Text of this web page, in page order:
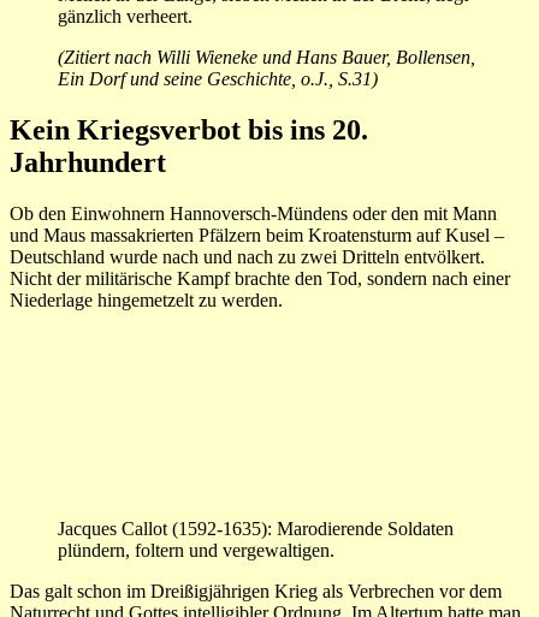
gänzlich verheert.
(Zitiert nach Willi Wieneke und Hans Bauer, Bollensen,
Ein Dorf und seine Geschichte, o.J., S.31)
Kein Kriegsverbot bis ins 20.
Jahrhundert
Ob den Einwohnern Hannoversch-Mündens oder den mit Mann
und Maus massakrierten Pfälzern beim Kroatensturm auf Kusel –
Deutschland wurde nach und nach zu zwei Dritteln entvölkert.
Nicht der militärische Kampf brachte den Tod, sondern nach einer
Niederlage hingemetzelt zu werden.
Jacques Callot (1592-1635): Marodierende Soldaten
plündern, foltern und vergewaltigen.
Das galt schon im Dreißigjährigen Krieg als Verbrechen vor dem
Naturrecht und Gottes intelligibler Ordnung. Im Altertum hatte man